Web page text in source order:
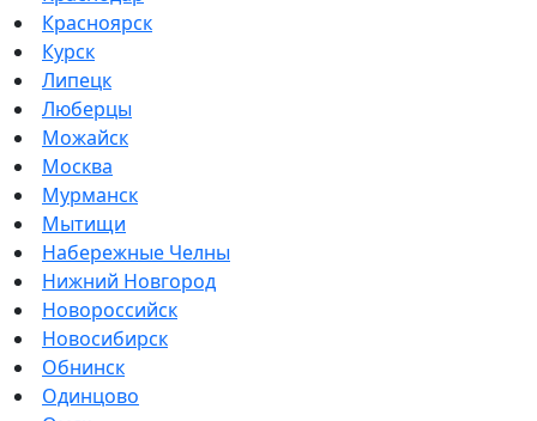
Красноярск
Курск
Липецк
Люберцы
Можайск
Москва
Мурманск
Мытищи
Набережные Челны
Нижний Новгород
Новороссийск
Новосибирск
Обнинск
Одинцово